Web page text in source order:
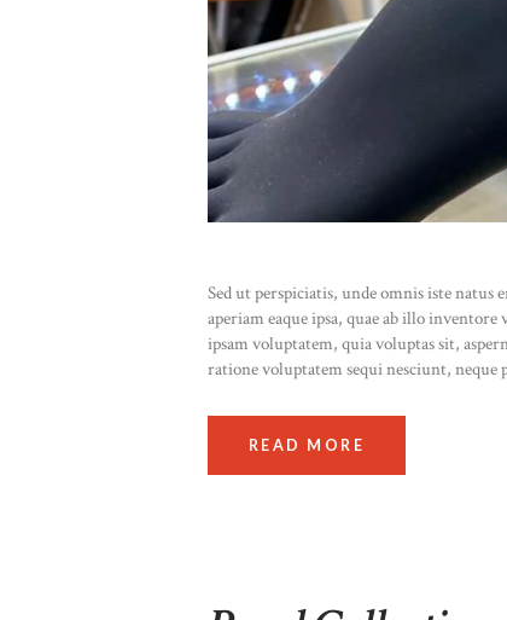
Sed ut perspiciatis, unde omnis iste
aperiam eaque ipsa, quae ab illo
ipsam voluptatem, quia voluptas sit,
ratione voluptatem sequi nesciunt,
READ MORE